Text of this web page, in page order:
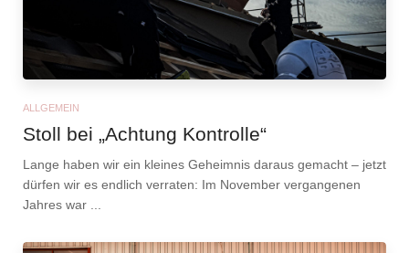
ALLGEMEIN
Stoll bei „Achtung Kontrolle“
Lange haben wir ein kleines Geheimnis daraus gemacht – jetzt
dürfen wir es endlich verraten: Im November vergangenen
Jahres war ...